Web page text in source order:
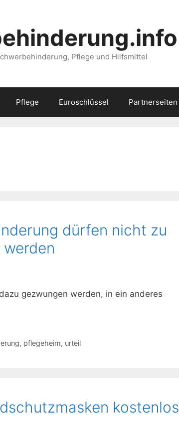
Pflege und Hilfsmittel
Pflege Euroschlüssel Partnerseiten
dürfen nicht zu
gezwungen werden, in ein anderes
, pflegeheim, urteil
kostenlos